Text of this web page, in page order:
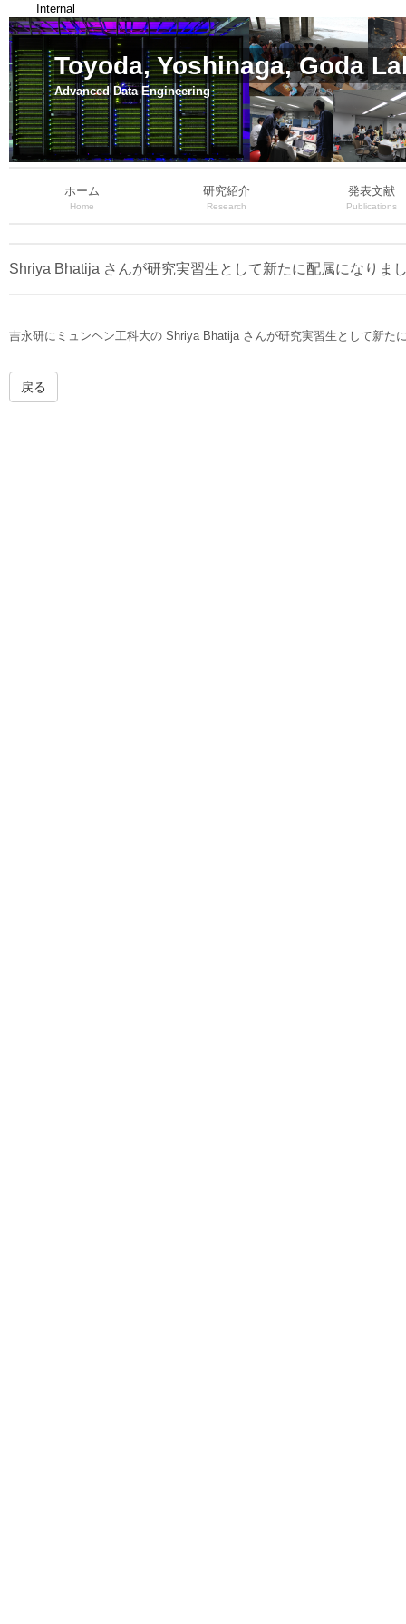
Internal
Toyoda, Yoshinaga, Goda
Advanced Data Engineering
ホーム
Home
研究紹介
Research
発表文献
Publications
Shriya Bhatija さんが研究実習生として新たに配属になりま
吉永研にミュンヘン工科大の Shriya Bhatija さんが研究実習生として新た
戻る